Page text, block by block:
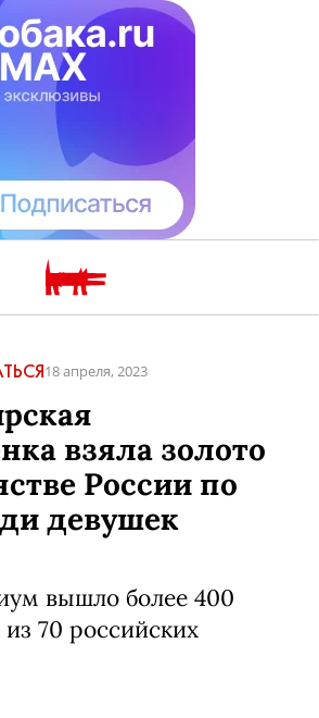
18 апреля, 2023
взяла золото
России по
девушек
вышло более 400
70 российских